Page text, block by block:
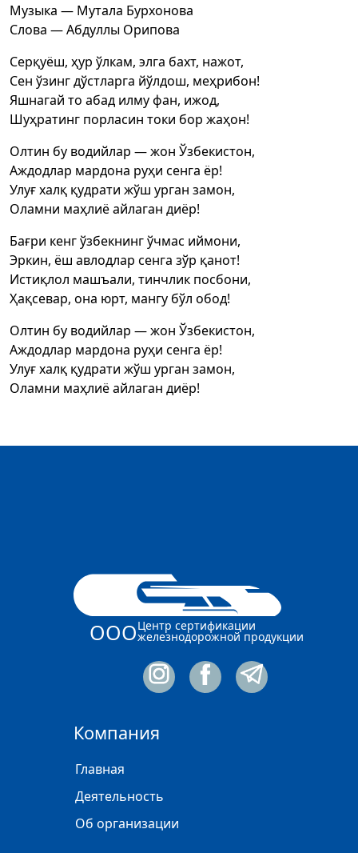
Музыка — Мутала Бурхонова
Слова — Абдуллы Орипова
Серқуёш, ҳур ўлкам, элга бахт, нажот,
Сен ўзинг дўстларга йўлдош, меҳрибон!
Яшнагай то абад илму фан, ижод,
Шуҳратинг порласин токи бор жаҳон!
Олтин бу водийлар — жон Ўзбекистон,
Аждодлар мардона руҳи сенга ёр!
Улуғ халқ қудрати жўш урган замон,
Оламни маҳлиё айлаган диёр!
Бағри кенг ўзбекнинг ўчмас иймони,
Эркин, ёш авлодлар сенга зўр қанот!
Истиқлол машъали, тинчлик посбони,
Ҳақсевар, она юрт, мангу бўл обод!
Олтин бу водийлар — жон Ўзбекистон,
Аждодлар мардона руҳи сенга ёр!
Улуғ халқ қудрати жўш урган замон,
Оламни маҳлиё айлаган диёр!
ОООЦентр сертификации
железнодорожной продукции
Компания
Главная
Деятельность
Об организации